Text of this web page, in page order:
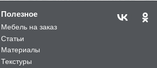
Полезное
Мебель на заказ
Статьи
Материалы
Текстуры